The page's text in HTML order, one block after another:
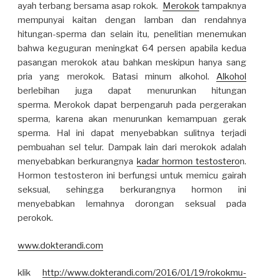
ayah terbang bersama asap rokok. Merokok tampaknya
mempunyai kaitan dengan lamban dan rendahnya
hitungan-sperma dan selain itu, penelitian menemukan
bahwa keguguran meningkat 64 persen apabila kedua
pasangan merokok atau bahkan meskipun hanya sang
pria yang merokok. Batasi minum alkohol. Alkohol
berlebihan juga dapat menurunkan hitungan
sperma. Merokok dapat berpengaruh pada pergerakan
sperma, karena akan menurunkan kemampuan gerak
sperma. Hal ini dapat menyebabkan sulitnya terjadi
pembuahan sel telur. Dampak lain dari merokok adalah
menyebabkan berkurangnya kadar hormon testosteron.
Hormon testosteron ini berfungsi untuk memicu gairah
seksual, sehingga berkurangnya hormon ini
menyebabkan lemahnya dorongan seksual pada
perokok.
www.dokterandi.com
klik http://www.dokterandi.com/2016/01/19/rokokmu-